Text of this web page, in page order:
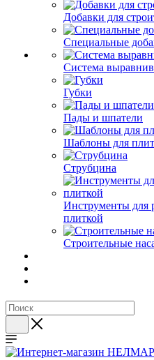
Добавки для
Специальные
Система
Губки
Пады и шпатели
Шаблоны для
Струбцина
Инструменты для
плиткой
Строительные